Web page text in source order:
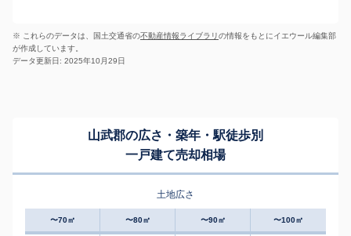
※ これらのデータは、国土交通省の不動産情報ライブラリの情報をもとにイエウール編集部
が作成しています。
データ更新日: 2025年10月29日
山武郡の広さ・築年・駅徒歩別
一戸建て売却相場
土地広さ
〜70㎡ 〜80㎡ 〜90㎡ 〜100㎡